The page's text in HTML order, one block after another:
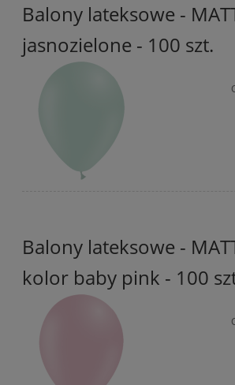
Balony lateksowe -
jasnozielone - 100 szt.
Balony lateksowe -
kolor baby pink - 100